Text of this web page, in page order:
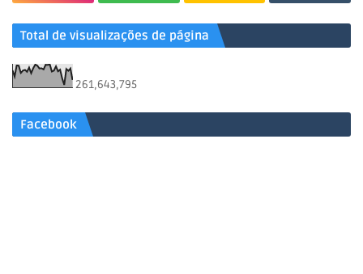
Total de visualizações de página
261,643,795
Facebook